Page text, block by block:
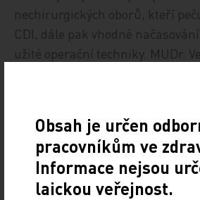
nechirurgických oborů, kteří
CDI, dále pak vhodné
užité operační techniky. MUDr.
zdůraznil, že je nezbytná časná
rekurence CDI, tedy i časně
bakterioterapie. Roli
léčby se věnovala ve svém
Obsah je určen
pracovníkům ve
Informace nejsou
laickou veřejnost.